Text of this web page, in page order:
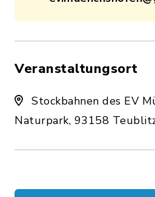
Veranstaltungsort
Stockbahnen des EV
Naturpark, 93158